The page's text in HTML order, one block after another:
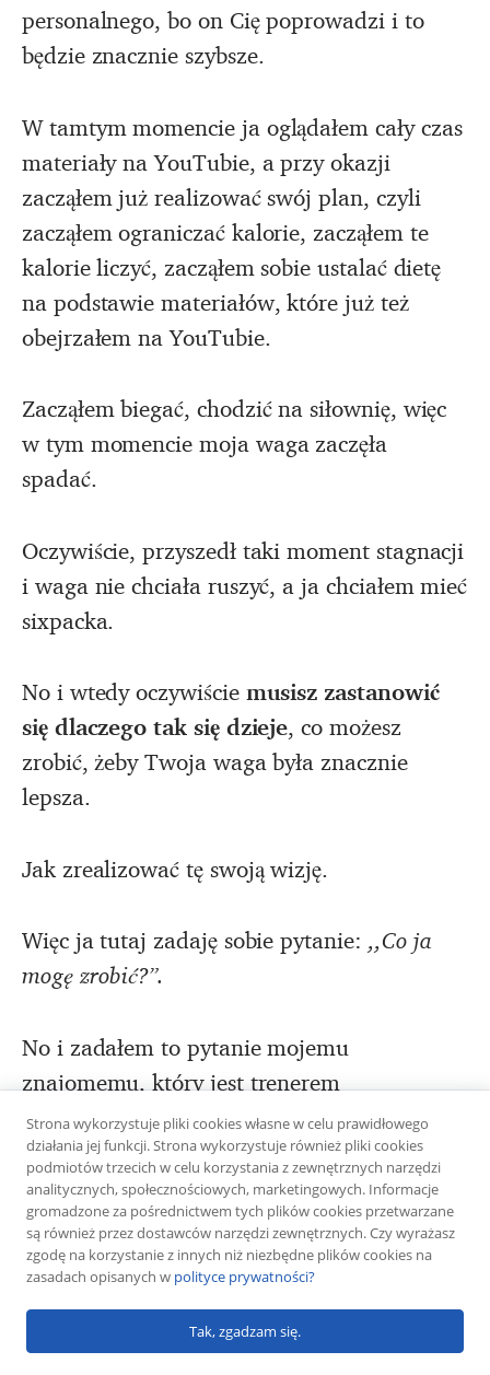
personalnego, bo on Cię poprowadzi i to
będzie znacznie szybsze.
W tamtym momencie ja oglądałem cały czas
materiały na YouTubie, a przy okazji
zacząłem już realizować swój plan, czyli
zacząłem ograniczać kalorie, zacząłem te
kalorie liczyć, zacząłem sobie ustalać dietę
na podstawie materiałów, które już też
obejrzałem na YouTubie.
Zacząłem biegać, chodzić na siłownię, więc
w tym momencie moja waga zaczęła
spadać.
Oczywiście, przyszedł taki moment stagnacji
i waga nie chciała ruszyć, a ja chciałem mieć
sixpacka.
No i wtedy oczywiście musisz zastanowić
się dlaczego tak się dzieje, co możesz
zrobić, żeby Twoja waga była znacznie
lepsza.
Jak zrealizować tę swoją wizję.
Więc ja tutaj zadaję sobie pytanie: ,,Co ja
mogę zrobić?”.
No i zadałem to pytanie mojemu
znajomemu, który jest trenerem
personalnym.,,Co ja muszę zrobić, żeby ten
mój cel był możliwy do zrealizowania?”.
Okazało się, że zbyt szybko obcinam kalorie
i zbyt szybko włączyłem cardio, co
spowodowało ogromny stres w organizmie.
Strona wykorzystuje pliki cookies własne w celu prawidłowego
działania jej funkcji. Strona wykorzystuje również pliki cookies
podmiotów trzecich w celu korzystania z zewnętrznych narzędzi
analitycznych, społecznościowych, marketingowych. Informacje
gromadzone za pośrednictwem tych plików cookies przetwarzane
są również przez dostawców narzędzi zewnętrznych. Czy wyrażasz
zgodę na korzystanie z innych niż niezbędne plików cookies na
zasadach opisanych w polityce prywatności?
Tak, zgadzam się.